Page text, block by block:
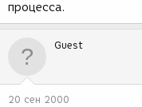
процесса.
Guest
20 сен 2000